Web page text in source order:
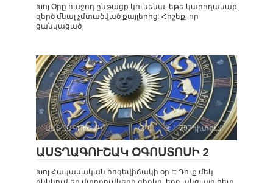
Խոյ Օրը հաջող ընթացք կունենա, եթե կարողանաք
զերծ մնալ չմտածված քայլերից: Հիշեք, որ
ցանկացած
ԱՍՏՂԱԳՈՒՇԱԿ 0 1 707դիտում
ԱՍՏՂԱԳՈՒՇԱԿ ՕԳՈՍՏՈՍԻ 2
Խոյ Հակասական հոգեվիճակի օր է: Դուք մեկ